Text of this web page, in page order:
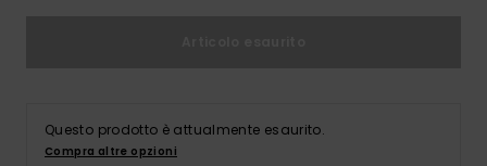
Questo prodotto è attualmente esaurito.
Compra altre opzioni